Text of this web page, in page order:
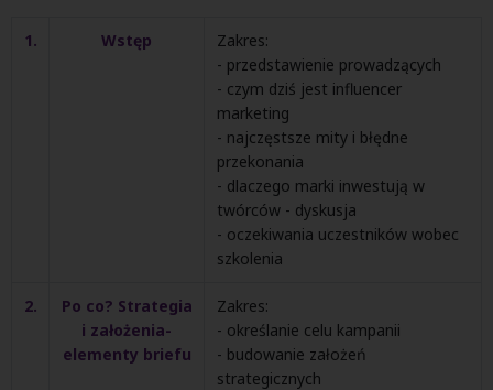
1. Wstęp
Zakres:
- przedstawienie prowadzących
- czym dziś jest influencer
marketing
- najczęstsze mity i błędne
przekonania
- dlaczego marki inwestują w
twórców - dyskusja
- oczekiwania uczestników wobec
szkolenia
2.
Po co? Strategia
i założenia-
elementy briefu
Zakres:
- określanie celu kampanii
- budowanie założeń
strategicznych